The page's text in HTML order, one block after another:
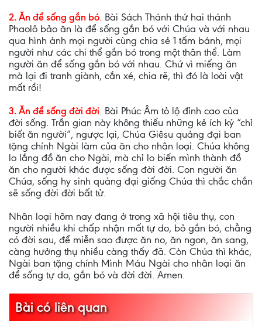
2. Ăn để sống gắn bó. Bài Sách Thánh thứ hai thánh
Phaolô bảo ăn là để sống gắn bó với Chúa và với nhau
qua hình ảnh mọi người cùng chia sẻ 1 tấm bánh, mọi
người như các chi thể gắn bó trong một thân thể. Làm
người ăn để sống gắn bó với nhau. Chứ vì miếng ăn
mà lại đi tranh giành, cắn xé, chia rẽ, thì đó là loài vật
mất rồi!
3. Ăn để sống đời đời. Bài Phúc Âm tỏ lộ đỉnh cao của
đời sống. Trần gian này không thiếu những kẻ ích kỷ “chỉ
biết ăn người”, ngược lại, Chúa Giêsu quảng đại ban
tặng chính Ngài làm của ăn cho nhân loại. Chúa không
lo lắng đồ ăn cho Ngài, mà chỉ lo biến mình thành đồ
ăn cho người khác được sống đời đời. Con người ăn
Chúa, sống hy sinh quảng đại giống Chúa thì chắc chắn
sẽ sống đời đời bất tử.
Nhân loại hôm nay đang ở trong xã hội tiêu thụ, con
người nhiều khi chấp nhận mất tự do, bỏ gắn bó, chẳng
có đời sau, để miễn sao được ăn no, ăn ngon, ăn sang,
càng hưởng thụ nhiều càng thấy đã. Còn Chúa thì khác,
Ngài ban tặng chính Mình Máu Ngài cho nhân loại ăn
để sống tự do, gắn bó và đời đời. Amen.
Bài có liên quan